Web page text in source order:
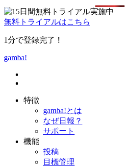
無料トライアルはこちら
1分で登録完了！
gamba!
特徴
gamba!とは
なぜ日報？
サポート
機能
投稿
目標管理